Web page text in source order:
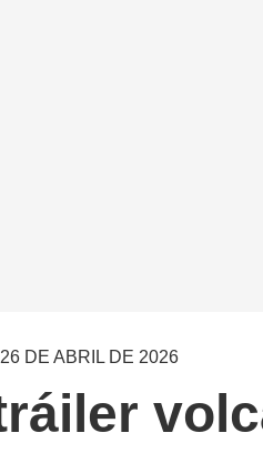
DE ABRIL DE 2026